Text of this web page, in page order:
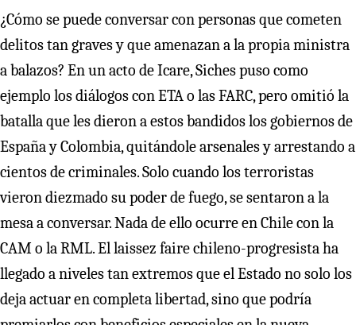
¿Cómo se puede conversar con personas que cometen
delitos tan graves y que amenazan a la propia ministra
a balazos? En un acto de Icare, Siches puso como
ejemplo los diálogos con ETA o las FARC, pero omitió la
batalla que les dieron a estos bandidos los gobiernos de
España y Colombia, quitándole arsenales y arrestando a
cientos de criminales. Solo cuando los terroristas
vieron diezmado su poder de fuego, se sentaron a la
mesa a conversar. Nada de ello ocurre en Chile con la
CAM o la RML. El laissez faire chileno-progresista ha
llegado a niveles tan extremos que el Estado no solo los
deja actuar en completa libertad, sino que podría